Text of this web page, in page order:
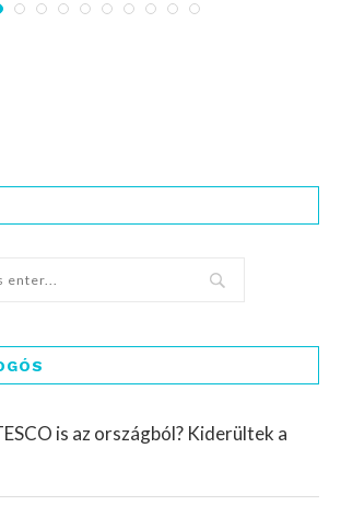
is az országból? Kiderültek a